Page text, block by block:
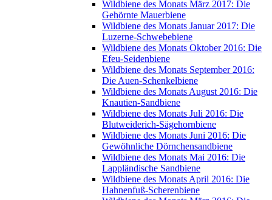
Wildbiene des Monats März 2017: Die
Gehörnte Mauerbiene
Wildbiene des Monats Januar 2017: Die
Luzerne-Schwebebiene
Wildbiene des Monats Oktober 2016: Die
Efeu-Seidenbiene
Wildbiene des Monats September 2016:
Die Auen-Schenkelbiene
Wildbiene des Monats August 2016: Die
Knautien-Sandbiene
Wildbiene des Monats Juli 2016: Die
Blutweiderich-Sägehornbiene
Wildbiene des Monats Juni 2016: Die
Gewöhnliche Dörnchensandbiene
Wildbiene des Monats Mai 2016: Die
Lappländische Sandbiene
Wildbiene des Monats April 2016: Die
Hahnenfuß-Scherenbiene